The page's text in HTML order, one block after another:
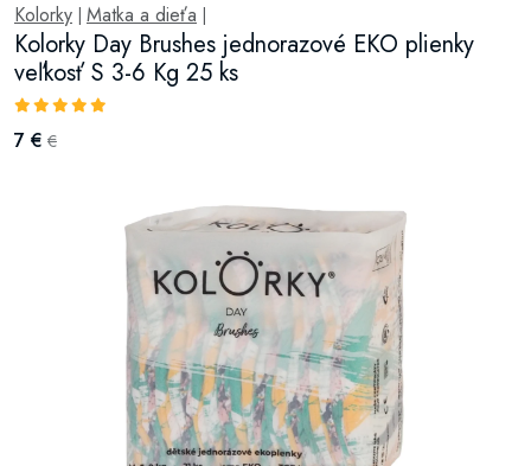
Kolorky Matka a dieťa
Kolorky Day Brushes jednorazové EKO plienky
veľkosť S 3-6 Kg 25 ks
7 € €